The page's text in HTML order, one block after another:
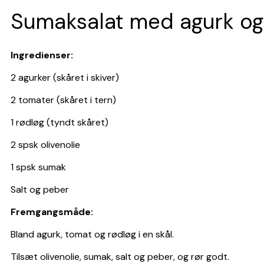
Sumaksalat med agurk
Ingredienser:
2 agurker (skåret i skiver)
2 tomater (skåret i tern)
1 rødløg (tyndt skåret)
2 spsk olivenolie
1 spsk sumak
Salt og peber
Fremgangsmåde:
Bland agurk, tomat og rødløg i en skål.
Tilsæt olivenolie, sumak, salt og peber, og rør godt.